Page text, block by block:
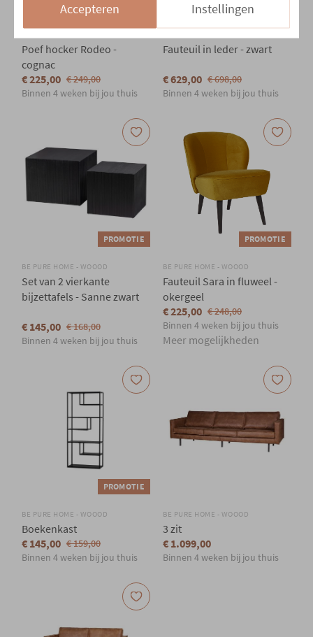
PROMOTIE
Poef hocker Rodeo -
cognac
€ 225,00 € 249,00
Binnen 4 weken bij jou thuis
PROMOTIE
Fauteuil in leder - zwart
€ 629,00 € 698,00
Binnen 4 weken bij jou thuis
PROMOTIE
BE PURE HOME - WOOOD
Set van 2 vierkante
bijzettafels - Sanne zwart
€ 145,00 € 168,00
Binnen 4 weken bij jou thuis
PROMOTIE
BE PURE HOME - WOOOD
Fauteuil Sara in fluweel -
okergeel
€ 225,00 € 248,00
Binnen 4 weken bij jou thuis
Meer mogelijkheden
PROMOTIE
BE PURE HOME - WOOOD
Boekenkast
€ 145,00 € 159,00
Binnen 4 weken bij jou thuis
BE PURE HOME - WOOOD
3 zit
€ 1.099,00
Binnen 4 weken bij jou thuis
Accepteren Instellingen